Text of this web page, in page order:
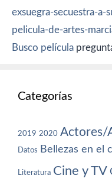
exsuegra-secuestra-a-
pelicula-de-artes-
Busco película
Categorías
2019 2020 Actores/
Datos Bellezas en el
Literatura Cine y TV